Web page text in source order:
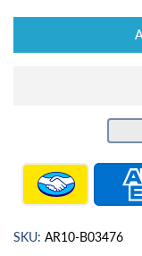
SKU: AR10-B03476